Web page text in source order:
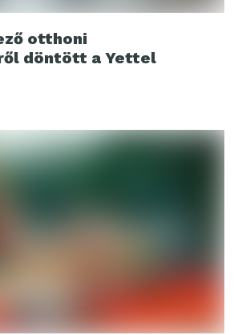
otthoni
döntött a Yettel